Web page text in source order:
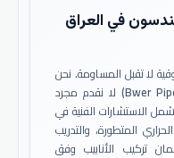
في العراق
لا تقبل المساومة. نحن
لا نقدم مجرد
الاستشارات الفنية في
المتطورة، والتدريب
تركيب الأنابيب وفق